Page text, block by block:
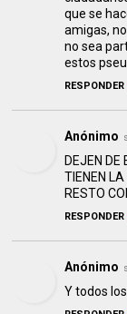
que se
amigas,
no sea
estos
RESPONDER
Anónimo
DEJEN DE
TIENEN LA
RESTO
RESPONDER
Anónimo
Y todos